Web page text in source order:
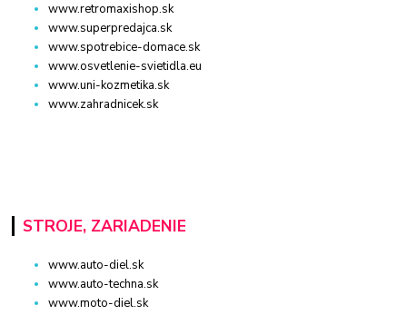
www.retromaxishop.sk
www.superpredajca.sk
www.spotrebice-domace.sk
www.osvetlenie-svietidla.eu
www.uni-kozmetika.sk
www.zahradnicek.sk
STROJE, ZARIADENIE
www.auto-diel.sk
www.auto-techna.sk
www.moto-diel.sk